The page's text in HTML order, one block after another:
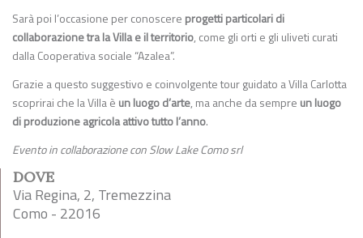
Sarà poi l’occasione per conoscere progetti particolari di
collaborazione tra la Villa e il territorio, come gli orti e gli uliveti curati
dalla Cooperativa sociale “Azalea”.
Grazie a questo suggestivo e coinvolgente tour guidato a Villa Carlotta
scoprirai che la Villa è un luogo d’arte, ma anche da sempre un luogo
di produzione agricola attivo tutto l’anno.
Evento in collaborazione con Slow Lake Como srl
DOVE
Via Regina, 2, Tremezzina
Como - 22016